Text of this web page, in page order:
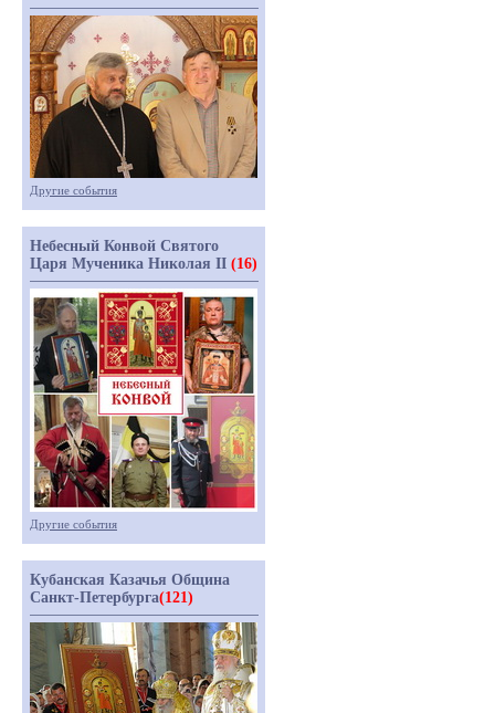
Другие события
Небесный Конвой Святого
Царя Мученика Николая II (16)
Другие события
Кубанская Казачья Община
Санкт-Петербурга(121)